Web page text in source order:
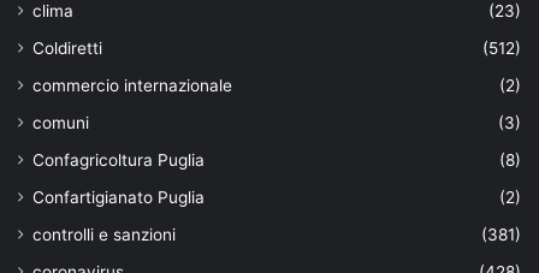
clima
(23)
Coldiretti
(512)
commercio internazionale
(2)
comuni
(3)
Confagricoltura Puglia
(8)
Confartigianato Puglia
(2)
controlli e sanzioni
(381)